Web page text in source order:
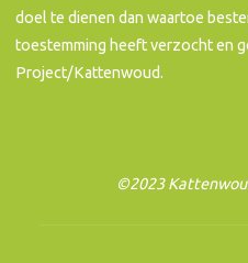
doel te dienen dan waartoe
toestemming heeft verzocht en
Project/Kattenwoud.
©2023